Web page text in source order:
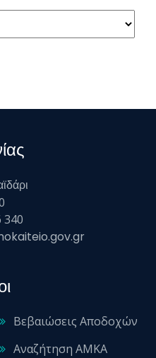
340
Βεβαιώσεις Αποδοχών
Αναζήτηση ΑΜΚΑ